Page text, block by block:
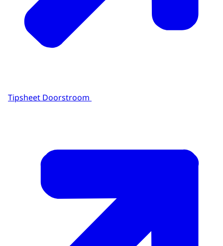
Tipsheet Doorstroom